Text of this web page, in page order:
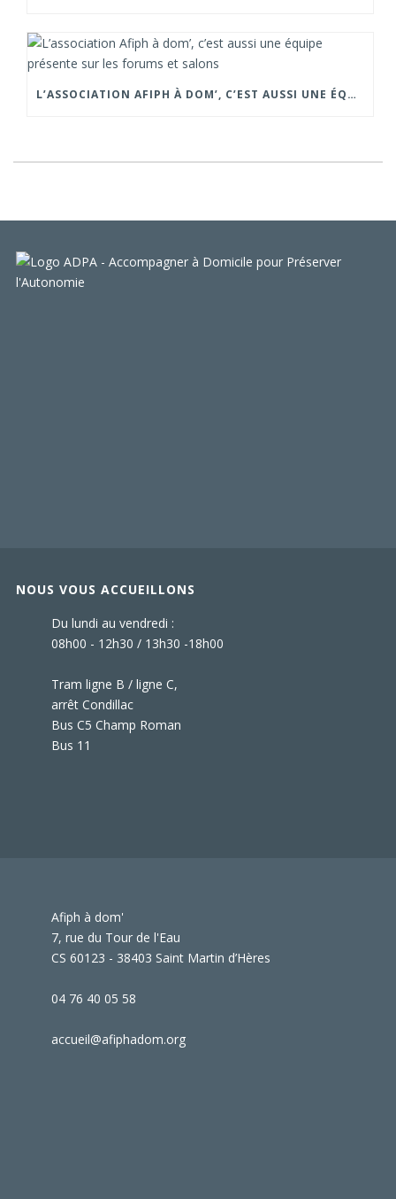
L’ASSOCIATION AFIPH À DOM’, C’EST AUSSI UNE ÉQUIPE PRÉSENTE SUR LES FORUMS ET SALONS
NOUS VOUS ACCUEILLONS
Du lundi au vendredi :
08h00 - 12h30 / 13h30 -18h00
Tram ligne B / ligne C,
arrêt Condillac
Bus C5 Champ Roman
Bus 11
Afiph à dom'
7, rue du Tour de l'Eau
CS 60123 - 38403 Saint Martin d’Hères
04 76 40 05 58
accueil@afiphadom.org